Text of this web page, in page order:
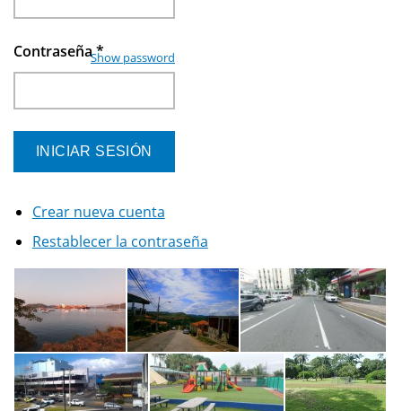
Contraseña*
Show password
Crear nueva cuenta
Restablecer la contraseña